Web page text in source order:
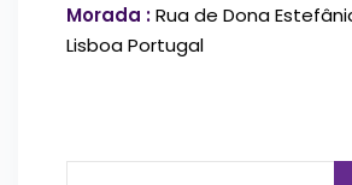
Morada :Rua de Dona
Lisboa Portugal